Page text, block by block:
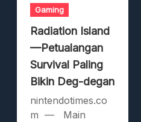
Gaming
Radiation Island
—Petualangan
Survival Paling
Bikin Deg-degan
nintendotimes.co
m — Main